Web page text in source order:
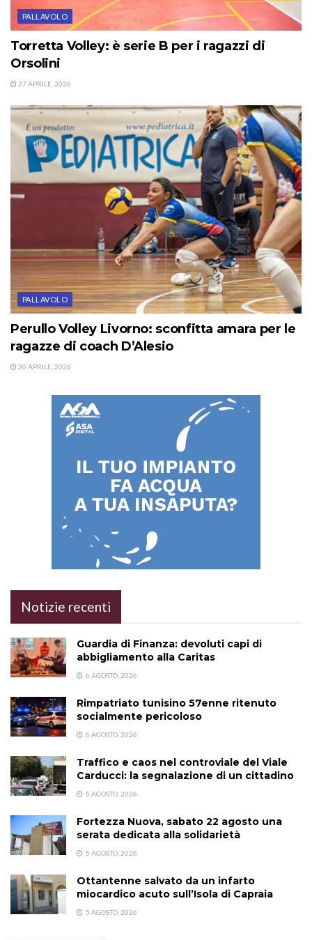
PALLAVOLO
Torretta Volley: è serie B per i ragazzi di
Orsolini
27 APRILE, 2026
PALLAVOLO
Perullo Volley Livorno: sconfitta amara per le
ragazze di coach D’Alesio
20 APRILE, 2026
Notizie recenti
Guardia di Finanza: devoluti capi di
abbigliamento alla Caritas
6 AGOSTO, 2026
Rimpatriato tunisino 57enne ritenuto
socialmente pericoloso
6 AGOSTO, 2026
Traffico e caos nel controviale del Viale
Carducci: la segnalazione di un cittadino
5 AGOSTO, 2026
Fortezza Nuova, sabato 22 agosto una
serata dedicata alla solidarietà
5 AGOSTO, 2026
Ottantenne salvato da un infarto
miocardico acuto sull’Isola di Capraia
5 AGOSTO, 2026